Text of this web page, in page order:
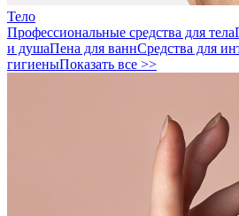
Тело
Профессиональные средства для тела
и душаПена для ваннСредства для
гигиеныПоказать все >>